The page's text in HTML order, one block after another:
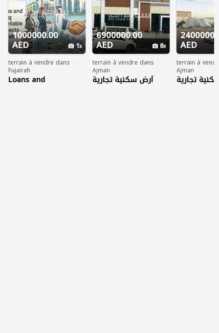
1000000.00
AED 1
terrain à vendre dans
Fujairah
Loans and
6900000.00
AED 8
terrain à vendre dans
Ajman
أرض سكنية تجارية
AED
terrain à
Ajman
تجارية
في مدينة